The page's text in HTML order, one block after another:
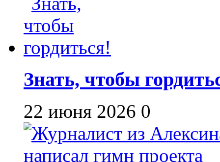
Знать, чтобы
22 июня 2026 0